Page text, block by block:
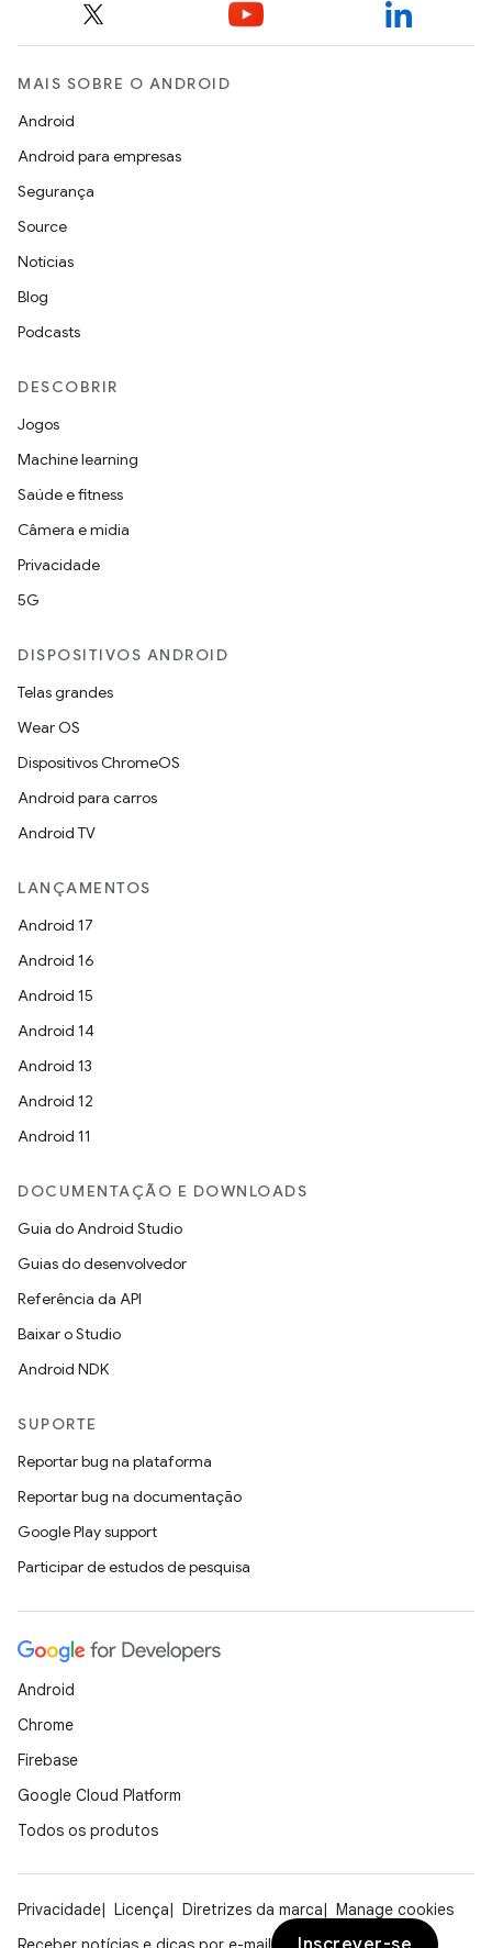
MAIS SOBRE O ANDROID
Android
Android para empresas
Segurança
Source
Notícias
Blog
Podcasts
DESCOBRIR
Jogos
Machine learning
Saúde e fitness
Câmera e mídia
Privacidade
5G
DISPOSITIVOS ANDROID
Telas grandes
Wear OS
Dispositivos ChromeOS
Android para carros
Android TV
LANÇAMENTOS
Android 17
Android 16
Android 15
Android 14
Android 13
Android 12
Android 11
DOCUMENTAÇÃO E DOWNLOADS
Guia do Android Studio
Guias do desenvolvedor
Referência da API
Baixar o Studio
Android NDK
SUPORTE
Reportar bug na plataforma
Reportar bug na documentação
Google Play support
Participar de estudos de pesquisa
Android
Chrome
Firebase
Google Cloud Platform
Todos os produtos
Privacidade Licença Diretrizes da marca
Manage cookies